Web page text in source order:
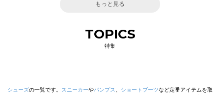
もっと見る
TOPICS
特集
シューズの一覧です。 スニーカーやパンプス ショートブーツなど定番アイテムを取